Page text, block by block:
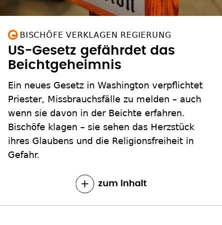
BISCHÖFE VERKLAGEN REGIERUNG
US-Gesetz gefährdet das
Beichtgeheimnis
Ein neues Gesetz in Washington verpflichtet
Priester, Missbrauchsfälle zu melden – auch
wenn sie davon in der Beichte erfahren.
Bischöfe klagen – sie sehen das Herzstück
ihres Glaubens und die Religionsfreiheit in
Gefahr.
zum Inhalt